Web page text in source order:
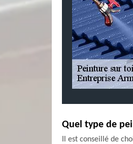
Quel type de
Il est conseillé de